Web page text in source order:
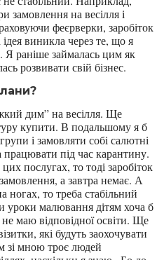
замовлення на весілля і
феєрверки, заробіток
виникла через те, що я
Я раніше займалась цим як
розвивати свій бізнес.
дим” на весілля. Ще
купити. В подальшому я б
і замовляти собі салютні
під час карантину.
послугах, то тоді заробіток
а завтра немає. А
то треба стабільний
уроки малювання дітям хоча б
маю відповідної освіти. Ще
які будуть заохочувати
зі мною троє людей